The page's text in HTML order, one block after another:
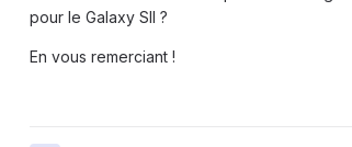
pour le Galaxy SII ?
En vous remerciant !